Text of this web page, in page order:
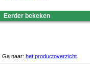
Eerder bekeken
Ga naar: het productoverzicht